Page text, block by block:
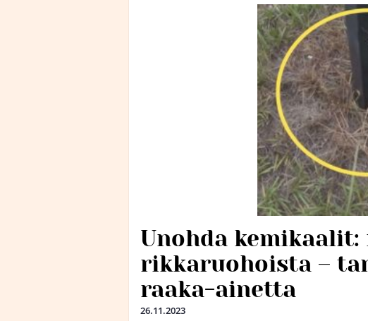
Unohda
rikkaruohoista –
raaka-ainetta
26.11.2023